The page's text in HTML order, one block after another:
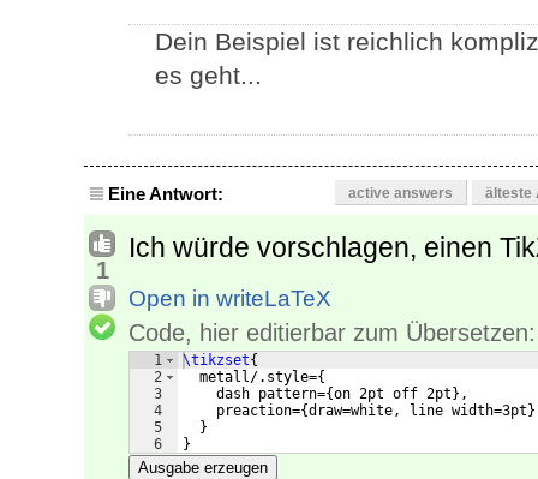
Dein Beispiel ist reichlich
es geht...
Eine Antwort: active answers älteste
1
Ich würde vorschlagen, einen
Open in writeLaTeX
Code, hier editierbar zum Übersetzen:
1
2
3
4
5
6
\tikzset{
  metall/.style=
{
    dash pattern=
{on 2pt off 2pt } ,
    preaction=
{draw=white, line width=3pt }
}
}
Ausgabe erzeugen